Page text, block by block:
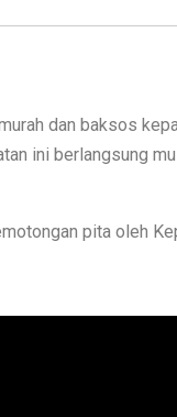
dan baksos
ini berlangsung
pita oleh